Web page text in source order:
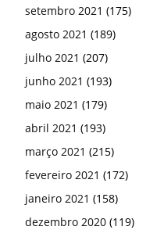
setembro 2021 (175)
agosto 2021 (189)
julho 2021 (207)
junho 2021 (193)
maio 2021 (179)
abril 2021 (193)
março 2021 (215)
fevereiro 2021 (172)
janeiro 2021 (158)
dezembro 2020 (119)